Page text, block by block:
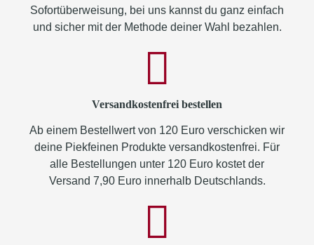
Sofortüberweisung, bei uns kannst du ganz einfach
und sicher mit der Methode deiner Wahl bezahlen.
Versandkostenfrei bestellen
Ab einem Bestellwert von 120 Euro verschicken wir
deine Piekfeinen Produkte versandkostenfrei. Für
alle Bestellungen unter 120 Euro kostet der
Versand 7,90 Euro innerhalb Deutschlands.